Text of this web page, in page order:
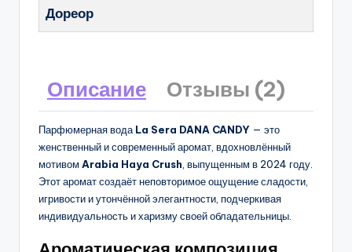
Дореор
Описание Отзывы (2)
Парфюмерная вода La Sera DANA CANDY — это
женственный и современный аромат, вдохновлённый
мотивом Arabia Haya Crush , выпущенным в 2024 году.
Этот аромат создаёт неповторимое ощущение сладости,
игривости и утончённой элегантности, подчеркивая
индивидуальность и харизму своей обладательницы.